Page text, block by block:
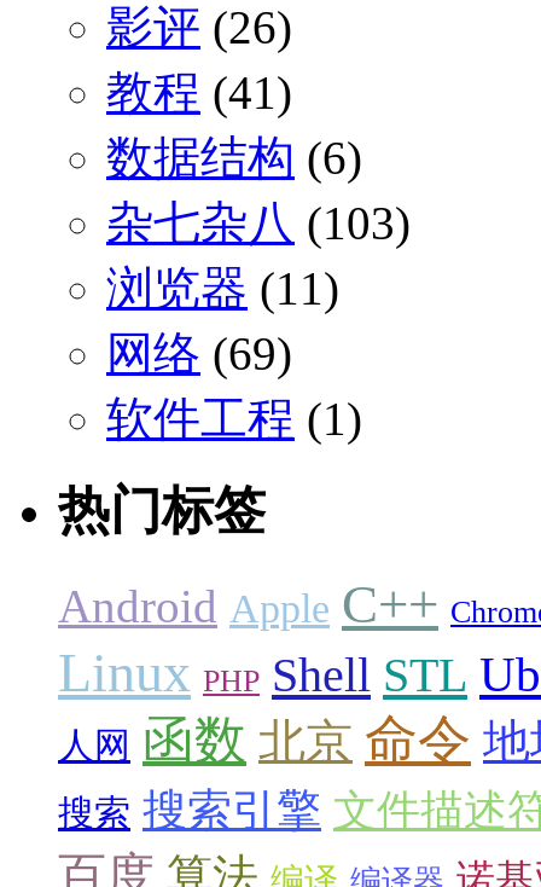
影评 (26)
教程 (41)
数据结构 (6)
杂七杂八 (103)
浏览器 (11)
网络 (69)
软件工程 (1)
热门标签
Android Apple C++
Linux PHP Shell STL
人网 函数 北京 命令 地
搜索 搜索引擎 文件描述
百度 算法